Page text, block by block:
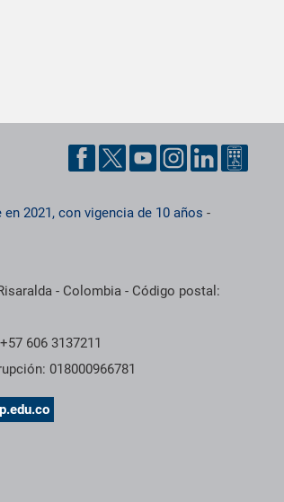
2021, con vigencia de 10 años -
- Colombia - Código postal:
606 3137211
018000966781